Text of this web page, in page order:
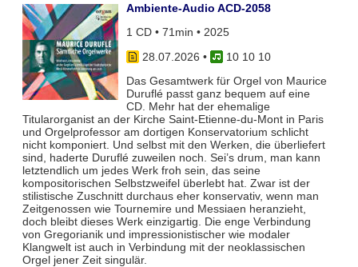
Ambiente-Audio ACD-2058
1 CD • 71min • 2025
28.07.2026 •
10 10 10
Das Gesamtwerk für Orgel von Maurice
Duruflé passt ganz bequem auf eine
CD. Mehr hat der ehemalige
Titularorganist an der Kirche Saint-Etienne-du-Mont in Paris
und Orgelprofessor am dortigen Konservatorium schlicht
nicht komponiert. Und selbst mit den Werken, die überliefert
sind, haderte Duruflé zuweilen noch. Sei’s drum, man kann
letztendlich um jedes Werk froh sein, das seine
kompositorischen Selbstzweifel überlebt hat. Zwar ist der
stilistische Zuschnitt durchaus eher konservativ, wenn man
Zeitgenossen wie Tournemire und Messiaen heranzieht,
doch bleibt dieses Werk einzigartig. Die enge Verbindung
von Gregorianik und impressionistischer wie modaler
Klangwelt ist auch in Verbindung mit der neoklassischen
Orgel jener Zeit singulär.